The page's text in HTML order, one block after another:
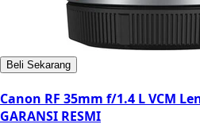
Beli Sekarang
Canon RF 35mm f/1.4 L VCM
GARANSI RESMI